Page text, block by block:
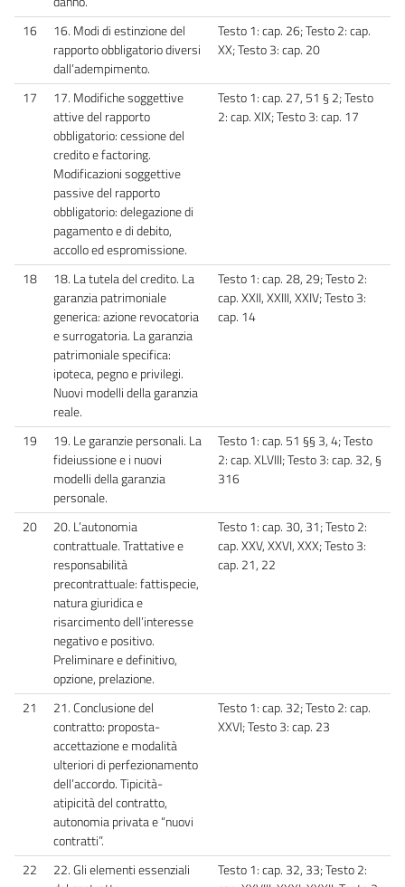
16
16. Modi di estinzione del
rapporto obbligatorio diversi
dall’adempimento.
Testo 1: cap. 26; Testo 2: cap.
XX; Testo 3: cap. 20
17
17. Modifiche soggettive
attive del rapporto
obbligatorio: cessione del
credito e factoring.
Modificazioni soggettive
passive del rapporto
obbligatorio: delegazione di
pagamento e di debito,
accollo ed espromissione.
Testo 1: cap. 27, 51 § 2; Testo
2: cap. XIX; Testo 3: cap. 17
18
18. La tutela del credito. La
garanzia patrimoniale
generica: azione revocatoria
e surrogatoria. La garanzia
patrimoniale specifica:
ipoteca, pegno e privilegi.
Nuovi modelli della garanzia
reale.
Testo 1: cap. 28, 29; Testo 2:
cap. XXII, XXIII, XXIV; Testo 3:
cap. 14
19
19. Le garanzie personali. La
fideiussione e i nuovi
modelli della garanzia
personale.
Testo 1: cap. 51 §§ 3, 4; Testo
2: cap. XLVIII; Testo 3: cap. 32, §
316
20
20. L’autonomia
contrattuale. Trattative e
responsabilità
precontrattuale: fattispecie,
natura giuridica e
risarcimento dell’interesse
negativo e positivo.
Preliminare e definitivo,
opzione, prelazione.
Testo 1: cap. 30, 31; Testo 2:
cap. XXV, XXVI, XXX; Testo 3:
cap. 21, 22
21
21. Conclusione del
contratto: proposta-
accettazione e modalità
ulteriori di perfezionamento
dell’accordo. Tipicità-
atipicità del contratto,
autonomia privata e “nuovi
contratti”.
Testo 1: cap. 32; Testo 2: cap.
XXVI; Testo 3: cap. 23
22
22. Gli elementi essenziali
Testo 1: cap. 32, 33; Testo 2: